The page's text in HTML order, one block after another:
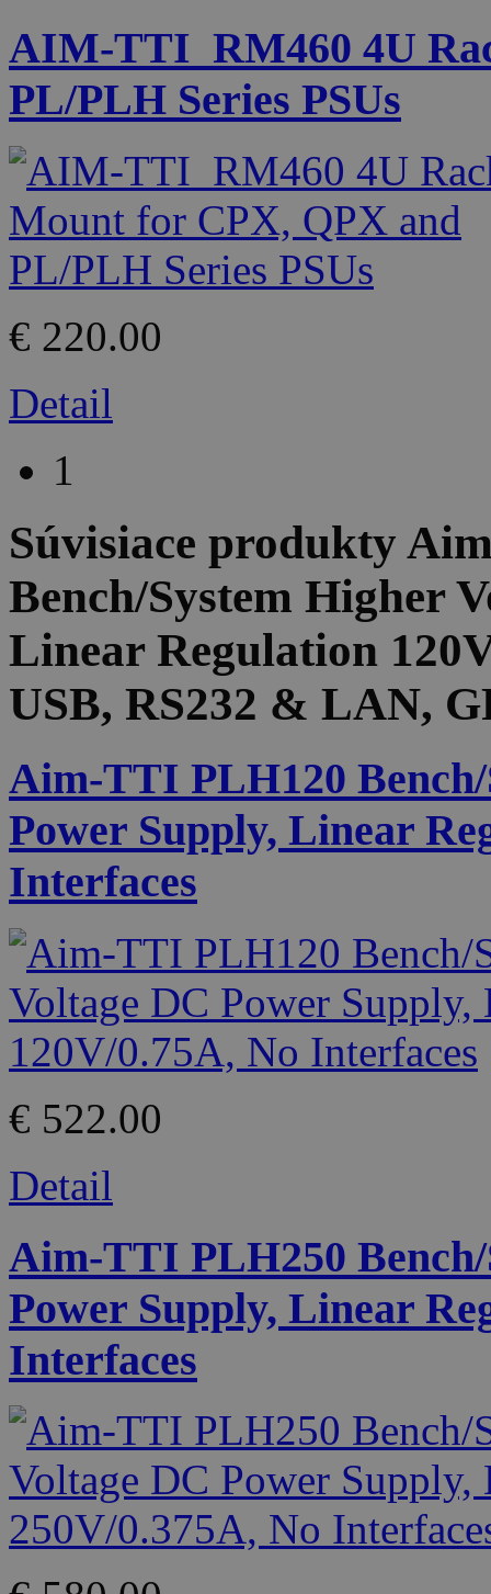
AIM-TTI_RM460 4U
PL/PLH Series PSUs
€ 220.00
Detail
1
Súvisiace produkty
Bench/System Higher
Linear Regulation
USB, RS232 & LAN,
Aim-TTI PLH120
Power Supply, Linear
Interfaces
€ 522.00
Detail
Aim-TTI PLH250
Power Supply, Linear
Interfaces